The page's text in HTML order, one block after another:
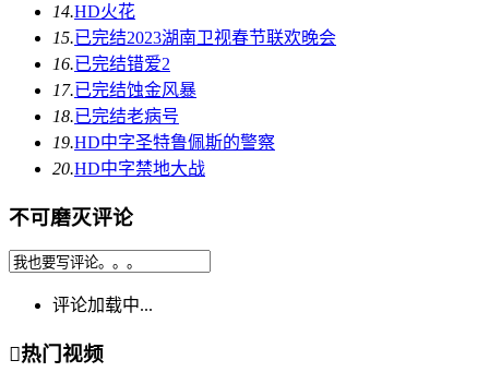
14.HD火花
15.已完结2023湖南卫视春节联欢晚会
16.已完结错爱2
17.已完结蚀金风暴
18.已完结老病号
19.HD中字圣特鲁佩斯的警察
20.HD中字禁地大战
不可磨灭评论
评论加载中...
热门视频